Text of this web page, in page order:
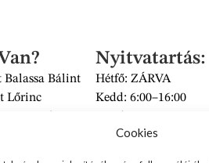
Cookies
Balassa Bálint
Lőrinc
Nyitvatartás:
Hétfő: ZÁRVA
Kedd: 6:00–16:00
Csütörtök: 6:00–16:00